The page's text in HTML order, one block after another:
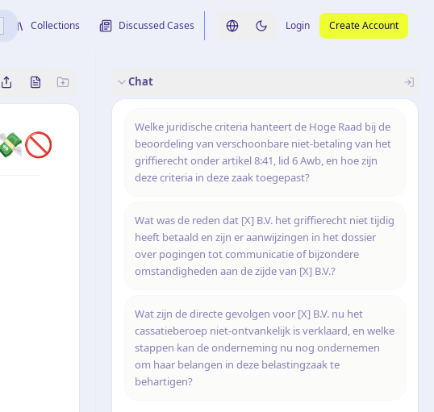
Collections Discussed Cases Switch language
Switch to dark theme
Login Create Account
source reference
Share this analysis
Bekijk originele uitspraak
Chat
Welke juridische criteria hanteert de Hoge Raad bij de
beoordeling van verschoonbare niet-betaling van het
griffierecht onder artikel 8:41, lid 6 Awb, en hoe zijn
deze criteria in deze zaak toegepast?
Wat was de reden dat [X] B.V. het griffierecht niet tijdig
heeft betaald en zijn er aanwijzingen in het dossier
over pogingen tot communicatie of bijzondere
omstandigheden aan de zijde van [X] B.V.?
Wat zijn de directe gevolgen voor [X] B.V. nu het
cassatieberoep niet-ontvankelijk is verklaard, en welke
stappen kan de onderneming nu nog ondernemen
om haar belangen in deze belastingzaak te
behartigen?